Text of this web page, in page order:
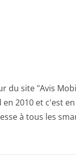
du site "Avis
en 2010 et c'est
à tous les